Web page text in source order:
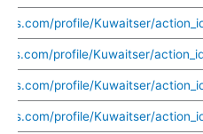
profile/Kuwaitser/
profile/Kuwaitser/
profile/Kuwaitser/
profile/Kuwaitser/